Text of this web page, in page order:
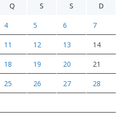
Q S S D
4 5 6 7
11 12 13 14
18 19 20 21
25 26 27 28